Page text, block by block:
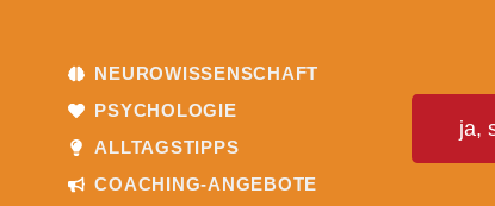
NEUROWISSENSCHAFT
PSYCHOLOGIE
ALLTAGSTIPPS
COACHING-ANGEBOTE
ja,